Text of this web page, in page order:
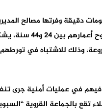
دقيقة وفرتها مصالح
التراب الوطني، زوال اليوم
وذلك للاشتباه في
فيهم في عمليات أمنية جرى
بالجماعة القروية